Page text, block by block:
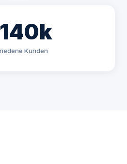
Kunden